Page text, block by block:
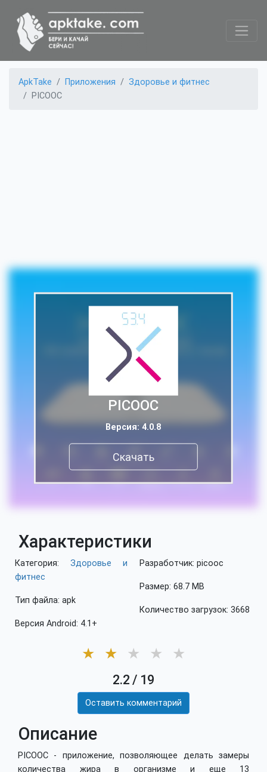
ApkTake Приложения
Здоровье и фитнес
PICOOC
PICOOC
Версия: 4.0.8
Скачать
Характеристики
Категория: Здоровье и
фитнес
Тип файла: apk
Версия Android: 4.1+
Разработчик: picooc
Размер: 68.7 MB
Количество загрузок: 3668
★ ★ ★ ★ ★
2.2 / 19
Оставить комментарий
Описание
PICOOC - приложение, позволяющее делать замеры
количества жира в организме и еще 13